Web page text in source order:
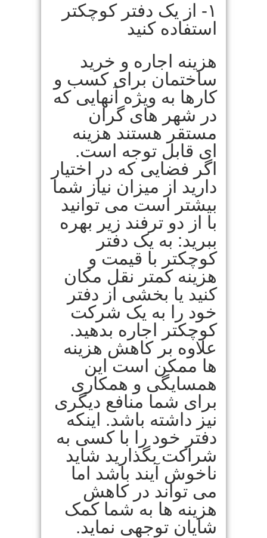
۱- از یک دفتر کوچکتر
استفاده کنید
هزینه اجاره و خرید
ساختمان برای کسب و
کارها به ویژه آنهایی که
در شهر های گران
مستقر هستند هزینه
ای قابل توجه است.
اگر فضایی که در اختیار
دارید از میزان نیاز شما
بیشتر است می توانید
با از دو ترفند زیر بهره
ببرید: به یک دفتر
کوچکتر با قیمت و
هزینه کمتر نقل مکان
کنید یا بخشی از دفتر
خود را به یک شرکت
کوچکتر اجاره بدهید.
علاوه بر کاهش هزینه
ها ممکن است این
همسایگی و همکاری
برای شما منافع دیگری
نیز داشته باشد. اینکه
دفتر خود را با کسی به
شراکت بگذارید شاید
ناخوش آیند باشد اما
می تواند در کاهش
هزینه ها به شما کمک
شایان توجهی نماید.